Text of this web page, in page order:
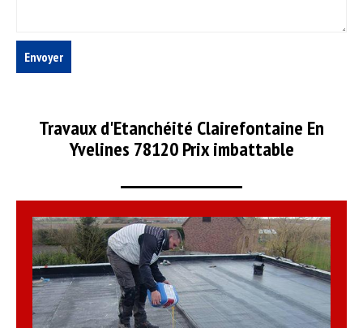
Travaux d'Etanchéité Clairefontaine En
Yvelines 78120 Prix imbattable